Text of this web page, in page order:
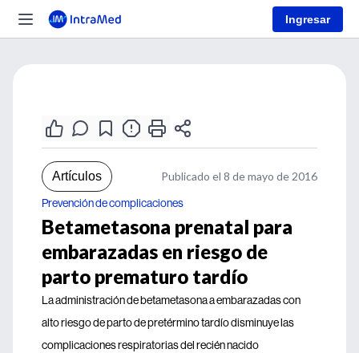
Ingresar
Artículos Publicado el 8 de mayo de 2016
Prevención de complicaciones
Betametasona prenatal para
embarazadas en riesgo de
parto prematuro tardío
La administración de betametasona a embarazadas con
alto riesgo de parto de pretérmino tardío disminuye las
complicaciones respiratorias del recién nacido